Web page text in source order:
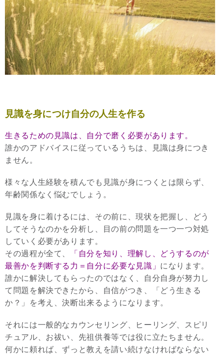
見識を身につけ自分の人生を作る
生きるための見識は、自分で磨く必要があります。
誰かのアドバイスに従っているうちは、見識は身につき
ません。
様々な人生経験を積んでも見識が身につくとは限らず、
年齢関係なく悩むでしょう。
見識を身に着けるには、その前に、現状を把握し、どう
してそうなのかを分析し、目の前の問題を一つ一つ対処
していく必要があります。
その過程が全て、
「自分を知り、理解し、どうするのが
最善かを判断する力＝自分に必要な見識」 になります。
誰かに解決してもらったのではなく、自分自身が努力し
て問題を解決できたから、自信がつき、「どう生きる
か？」を考え、決断出来るようになります。
それには一般的なカウンセリング、ヒーリング、スピリ
チュアル、お祓い、先祖供養等では役に立たちません。
何かに頼れば、ずっと教えを請い続けなければならない